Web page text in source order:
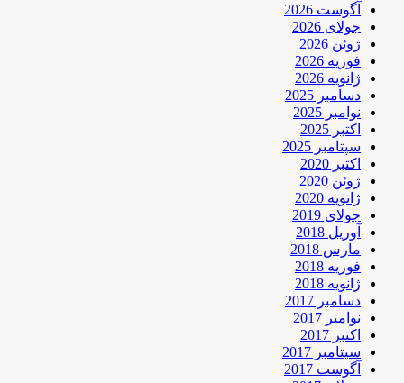
آگوست 2026
جولای 2026
ژوئن 2026
فوریه 2026
ژانویه 2026
دسامبر 2025
نوامبر 2025
اکتبر 2025
سپتامبر 2025
اکتبر 2020
ژوئن 2020
ژانویه 2020
جولای 2019
آوریل 2018
مارس 2018
فوریه 2018
ژانویه 2018
دسامبر 2017
نوامبر 2017
اکتبر 2017
سپتامبر 2017
آگوست 2017